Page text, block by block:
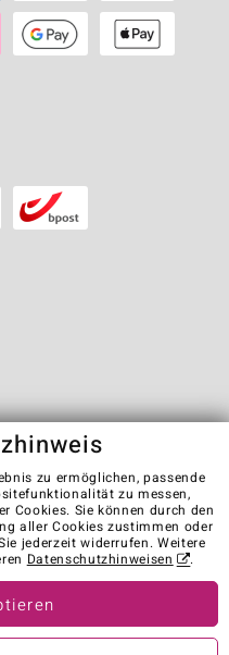
Cookies
Impressum
widerrufen
countries:
zu ermöglichen, passende
zu messen,
Cookies. Sie können durch den
aller Cookies zustimmen oder
jederzeit widerrufen. Weitere
Datenschutzhinweisen .